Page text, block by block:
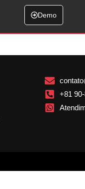
Demo
+81